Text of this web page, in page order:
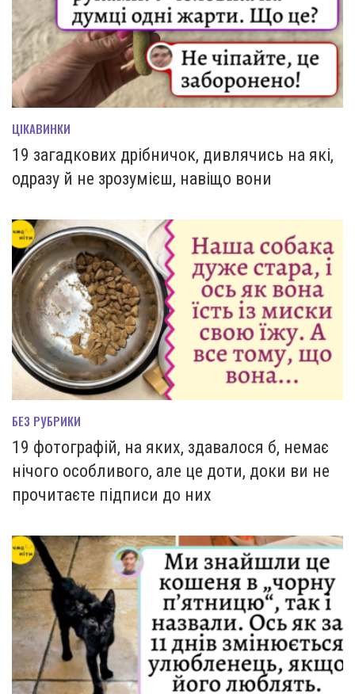
ЦІКАВИНКИ
19 загадкових дрібничок, дивлячись на які,
одразу й не зрозумієш, навіщо вони
БЕЗ РУБРИКИ
19 фотографій, на яких, здавалося б, немає
нічого особливого, але це доти, доки ви не
прочитаєте підписи до них